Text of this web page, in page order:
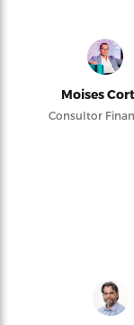
Moises
Consultor